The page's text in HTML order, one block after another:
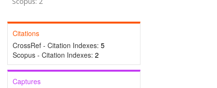
Citations
CrossRef - Citation Indexes: 5
Scopus - Citation Indexes: 2
Captures